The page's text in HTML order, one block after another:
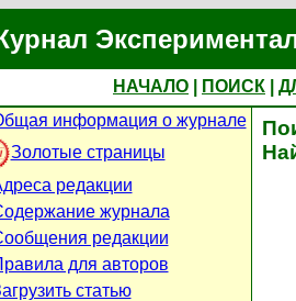
НАЧАЛО ПОИСК
информация о журнале
Золотые страницы
редакции
журнала
редакции
для авторов
статью